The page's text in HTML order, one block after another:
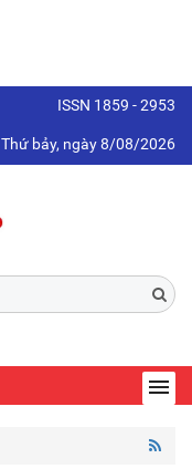
ISSN 1859 - 2953
Thứ bảy, ngày 8/08/2026